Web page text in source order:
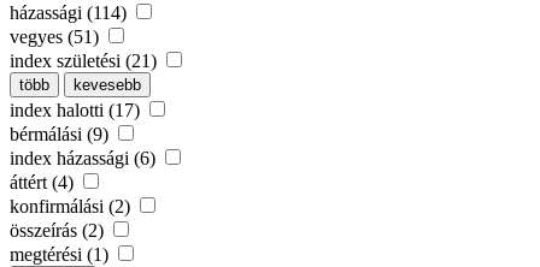
házassági (114)
vegyes (51)
index születési (21)
több kevesebb
index halotti (17)
bérmálási (9)
index házassági (6)
áttért (4)
konfirmálási (2)
összeírás (2)
megtérési (1)